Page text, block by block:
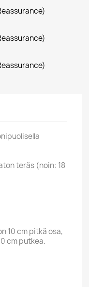
teräs (noin: 18
10 cm pitkä osa,
cm putkea.